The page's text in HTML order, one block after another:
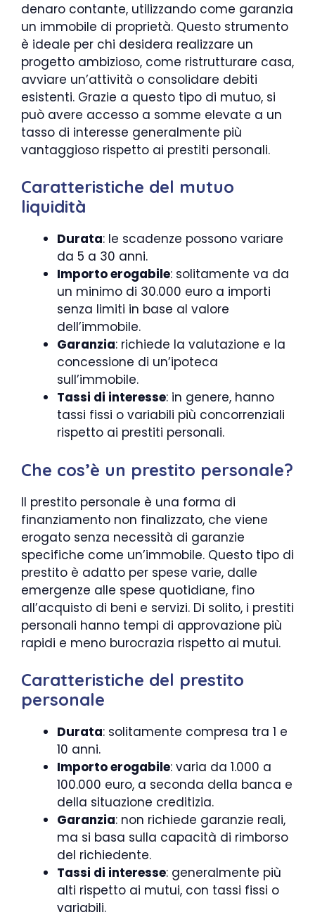
denaro contante, utilizzando come garanzia
un immobile di proprietà. Questo strumento
è ideale per chi desidera realizzare un
progetto ambizioso, come ristrutturare casa,
avviare un’attività o consolidare debiti
esistenti. Grazie a questo tipo di mutuo, si
può avere accesso a somme elevate a un
tasso di interesse generalmente più
vantaggioso rispetto ai prestiti personali.
Caratteristiche del mutuo
liquidità
Durata: le scadenze possono variare
da 5 a 30 anni.
Importo erogabile: solitamente va da
un minimo di 30.000 euro a importi
senza limiti in base al valore
dell’immobile.
Garanzia: richiede la valutazione e la
concessione di un’ipoteca
sull’immobile.
Tassi di interesse: in genere, hanno
tassi fissi o variabili più concorrenziali
rispetto ai prestiti personali.
Che cos’è un prestito personale?
Il prestito personale è una forma di
finanziamento non finalizzato, che viene
erogato senza necessità di garanzie
specifiche come un’immobile. Questo tipo di
prestito è adatto per spese varie, dalle
emergenze alle spese quotidiane, fino
all’acquisto di beni e servizi. Di solito, i prestiti
personali hanno tempi di approvazione più
rapidi e meno burocrazia rispetto ai mutui.
Caratteristiche del prestito
personale
Durata: solitamente compresa tra 1 e
10 anni.
Importo erogabile: varia da 1.000 a
100.000 euro, a seconda della banca e
della situazione creditizia.
Garanzia: non richiede garanzie reali,
ma si basa sulla capacità di rimborso
del richiedente.
Tassi di interesse: generalmente più
alti rispetto ai mutui, con tassi fissi o
variabili.